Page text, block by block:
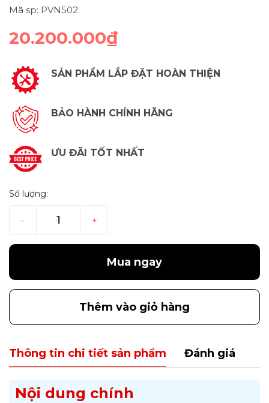
Mã sp: PVN502
20.200.000₫
SẢN PHẨM LẮP ĐẶT HOÀN THIỆN
BẢO HÀNH CHÍNH HÃNG
ƯU ĐÃI TỐT NHẤT
Số lượng:
– +
Mua ngay
Thêm vào giỏ hàng
Thông tin chi tiết sản phẩm Đánh giá
Nội dung chính